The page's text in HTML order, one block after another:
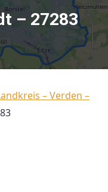
– 27283
– Verden –